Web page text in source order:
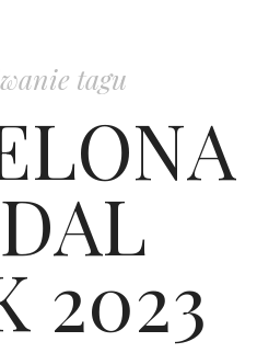
tagu
2023